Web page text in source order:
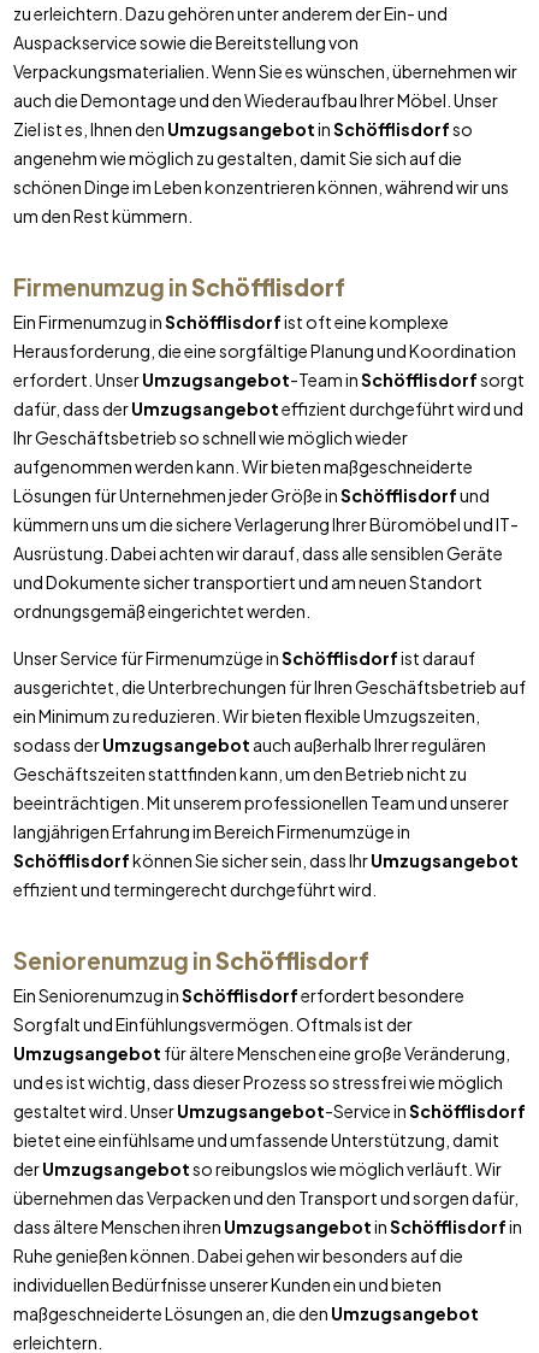
zu erleichtern. Dazu gehören unter anderem der Ein- und
Auspackservice sowie die Bereitstellung von
Verpackungsmaterialien. Wenn Sie es wünschen, übernehmen wir
auch die Demontage und den Wiederaufbau Ihrer Möbel. Unser
Ziel ist es, Ihnen den UmzugsangebotinSchöfflisdorfso
angenehm wie möglich zu gestalten, damit Sie sich auf die
schönen Dinge im Leben konzentrieren können, während wir uns
um den Rest kümmern.
Firmenumzug inSchöfflisdorf
Ein Firmenumzug inSchöfflisdorfist oft eine komplexe
Herausforderung, die eine sorgfältige Planung und Koordination
erfordert. UnserUmzugsangebot-Team inSchöfflisdorfsorgt
dafür, dass derUmzugsangeboteffizient durchgeführt wird und
Ihr Geschäftsbetrieb so schnell wie möglich wieder
aufgenommen werden kann. Wir bieten maßgeschneiderte
Lösungen für Unternehmen jeder Größe inSchöfflisdorfund
kümmern uns um die sichere Verlagerung Ihrer Büromöbel und IT-
Ausrüstung. Dabei achten wir darauf, dass alle sensiblen Geräte
und Dokumente sicher transportiert und am neuen Standort
ordnungsgemäß eingerichtet werden.
Unser Service für Firmenumzüge inSchöfflisdorfist darauf
ausgerichtet, die Unterbrechungen für Ihren Geschäftsbetrieb auf
ein Minimum zu reduzieren. Wir bieten flexible Umzugszeiten,
sodass derUmzugsangebot auch außerhalb Ihrer regulären
Geschäftszeiten stattfinden kann, um den Betrieb nicht zu
beeinträchtigen. Mit unserem professionellen Team und unserer
langjährigen Erfahrung im Bereich Firmenumzüge in
Schöfflisdorfkönnen Sie sicher sein, dass IhrUmzugsangebot
effizient und termingerecht durchgeführt wird.
Seniorenumzug inSchöfflisdorf
Ein Seniorenumzug inSchöfflisdorferfordert besondere
Sorgfalt und Einfühlungsvermögen. Oftmals ist der
Umzugsangebot für ältere Menschen eine große Veränderung,
und es ist wichtig, dass dieser Prozess so stressfrei wie möglich
gestaltet wird. UnserUmzugsangebot-Service inSchöfflisdorf
bietet eine einfühlsame und umfassende Unterstützung, damit
derUmzugsangebotso reibungslos wie möglich verläuft. Wir
übernehmen das Verpacken und den Transport und sorgen dafür,
dass ältere Menschen ihren UmzugsangebotinSchöfflisdorfin
Ruhe genießen können. Dabei gehen wir besonders auf die
individuellen Bedürfnisse unserer Kunden ein und bieten
maßgeschneiderte Lösungen an, die den Umzugsangebot
erleichtern.